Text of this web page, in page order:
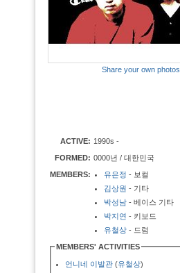
Share your own photos
ACTIVE: 1990s -
FORMED: 0000년 / 대한민국
MEMBERS:
유은정 - 보컬
김상원 - 기타
박성남 - 베이스 기타
박지연 - 키보드
유철상 - 드럼
MEMBERS' ACTIVITIES
언니네 이발관 (유철상)